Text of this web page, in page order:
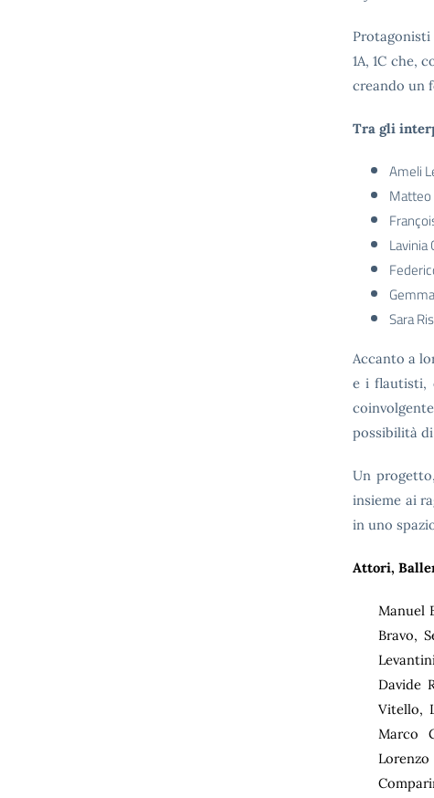
Protagonisti
1A, 1C che,
creando un
Tra gli
Ameli
Matteo
Lavinia
Sara
Accanto a
e i flautisti,
possibilità
Un
insieme ai
in uno
Attori,
Manuel
Bravo,
Davide
Vitello,
Marco